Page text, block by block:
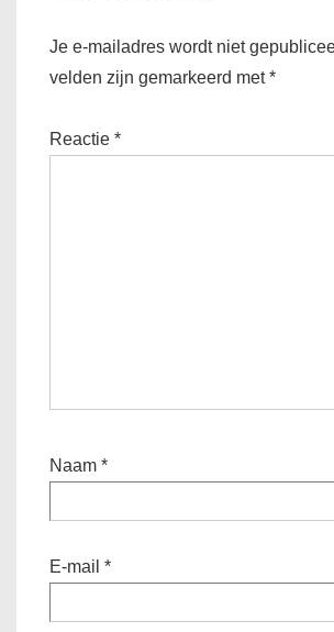
Je e-mailadres wordt niet
velden zijn gemarkeerd met*
Reactie *
Naam *
E-mail *